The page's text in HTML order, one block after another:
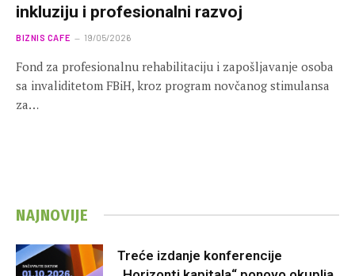
inkluziju i profesionalni razvoj
BIZNIS CAFE 19/05/2026
Fond za profesionalnu rehabilitaciju i zapošljavanje osoba
sa invaliditetom FBiH, kroz program novčanog stimulansa
za…
NAJNOVIJE
Treće izdanje konferencije